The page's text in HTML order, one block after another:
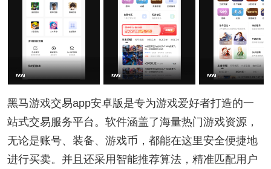
黑马游戏交易app安卓版是专为游戏爱好者打造的一
站式交易服务平台。软件涵盖了海量热门游戏资源，
无论是账号、装备、游戏币，都能在这里安全便捷地
进行买卖。并且还采用智能推荐算法，精准匹配用户